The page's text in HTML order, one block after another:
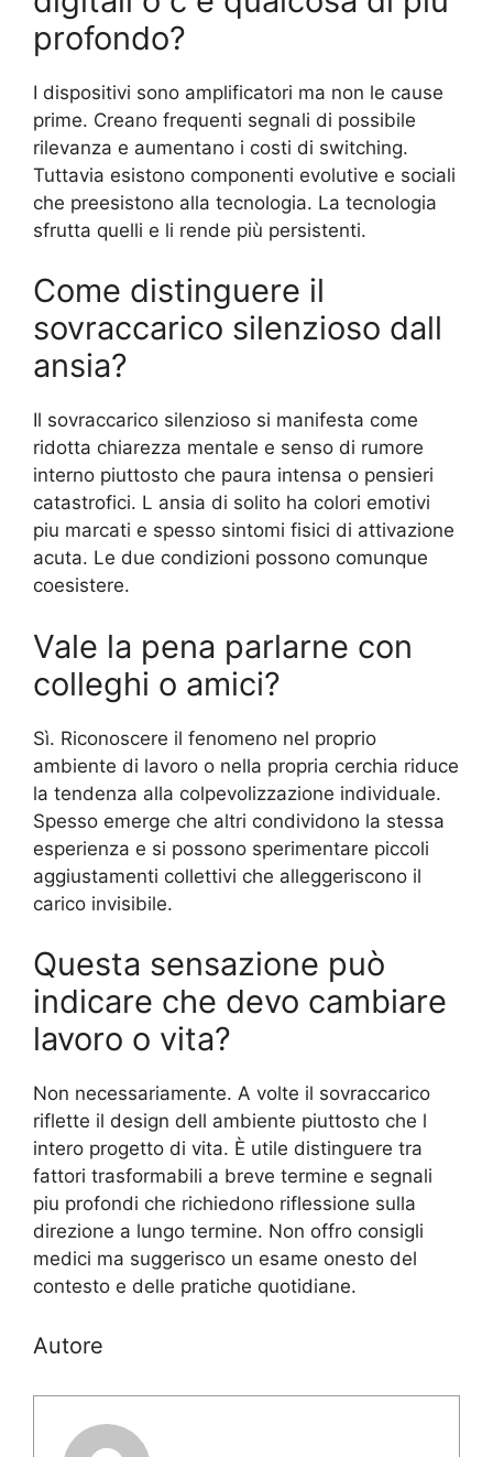
profondo?
I dispositivi sono amplificatori ma non le cause
prime. Creano frequenti segnali di possibile
rilevanza e aumentano i costi di switching.
Tuttavia esistono componenti evolutive e sociali
che preesistono alla tecnologia. La tecnologia
sfrutta quelli e li rende più persistenti.
Come distinguere il
sovraccarico silenzioso dall
ansia?
Il sovraccarico silenzioso si manifesta come
ridotta chiarezza mentale e senso di rumore
interno piuttosto che paura intensa o pensieri
catastrofici. L ansia di solito ha colori emotivi
piu marcati e spesso sintomi fisici di attivazione
acuta. Le due condizioni possono comunque
coesistere.
Vale la pena parlarne con
colleghi o amici?
Sì. Riconoscere il fenomeno nel proprio
ambiente di lavoro o nella propria cerchia riduce
la tendenza alla colpevolizzazione individuale.
Spesso emerge che altri condividono la stessa
esperienza e si possono sperimentare piccoli
aggiustamenti collettivi che alleggeriscono il
carico invisibile.
Questa sensazione può
indicare che devo cambiare
lavoro o vita?
Non necessariamente. A volte il sovraccarico
riflette il design dell ambiente piuttosto che l
intero progetto di vita. È utile distinguere tra
fattori trasformabili a breve termine e segnali
piu profondi che richiedono riflessione sulla
direzione a lungo termine. Non offro consigli
medici ma suggerisco un esame onesto del
contesto e delle pratiche quotidiane.
Autore